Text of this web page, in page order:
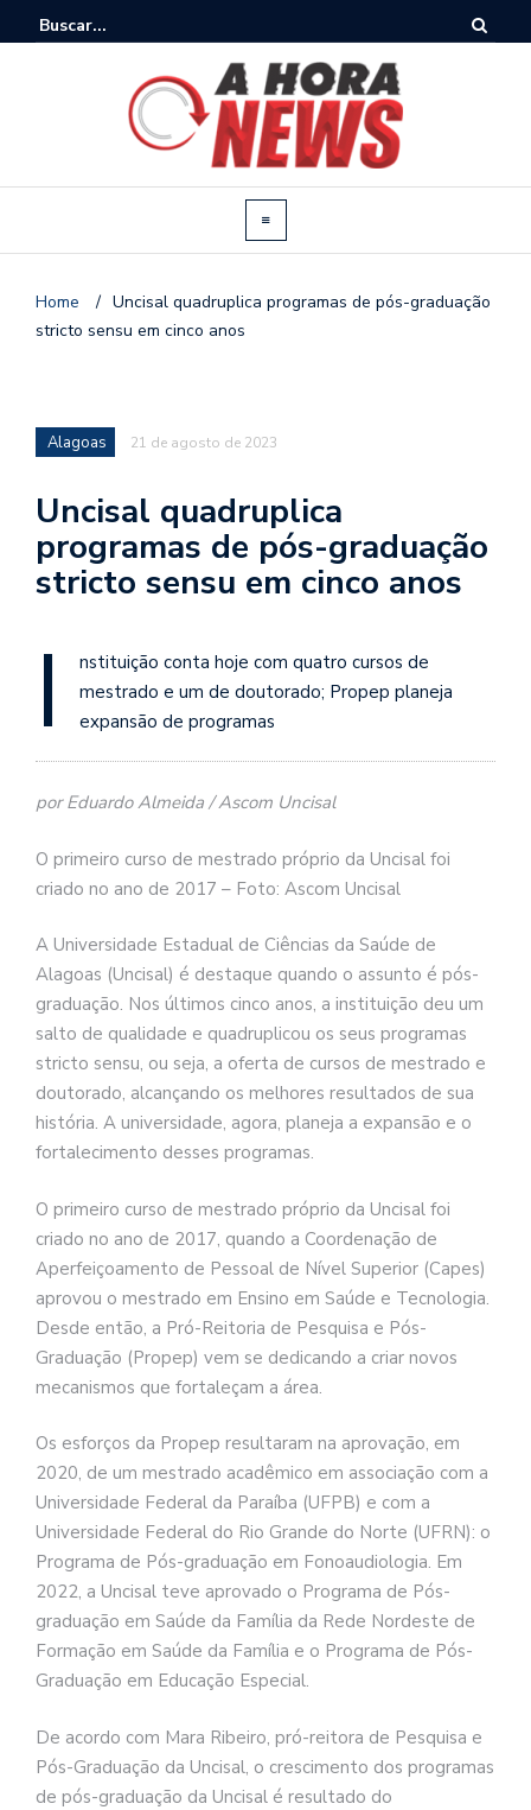
Home / Uncisal quadruplica programas de pós-graduação
stricto sensu em cinco anos
Alagoas 21 de agosto de 2023
Uncisal quadruplica
programas de pós-graduação
stricto sensu em cinco anos
I
nstituição conta hoje com quatro cursos de
mestrado e um de doutorado; Propep planeja
expansão de programas
por Eduardo Almeida / Ascom Uncisal
O primeiro curso de mestrado próprio da Uncisal foi
criado no ano de 2017 – Foto: Ascom Uncisal
A Universidade Estadual de Ciências da Saúde de
Alagoas (Uncisal) é destaque quando o assunto é pós-
graduação. Nos últimos cinco anos, a instituição deu um
salto de qualidade e quadruplicou os seus programas
stricto sensu, ou seja, a oferta de cursos de mestrado e
doutorado, alcançando os melhores resultados de sua
história. A universidade, agora, planeja a expansão e o
fortalecimento desses programas.
O primeiro curso de mestrado próprio da Uncisal foi
criado no ano de 2017, quando a Coordenação de
Aperfeiçoamento de Pessoal de Nível Superior (Capes)
aprovou o mestrado em Ensino em Saúde e Tecnologia.
Desde então, a Pró-Reitoria de Pesquisa e Pós-
Graduação (Propep) vem se dedicando a criar novos
mecanismos que fortaleçam a área.
Os esforços da Propep resultaram na aprovação, em
2020, de um mestrado acadêmico em associação com a
Universidade Federal da Paraíba (UFPB) e com a
Universidade Federal do Rio Grande do Norte (UFRN): o
Programa de Pós-graduação em Fonoaudiologia. Em
2022, a Uncisal teve aprovado o Programa de Pós-
graduação em Saúde da Família da Rede Nordeste de
Formação em Saúde da Família e o Programa de Pós-
Graduação em Educação Especial.
De acordo com Mara Ribeiro, pró-reitora de Pesquisa e
Pós-Graduação da Uncisal, o crescimento dos programas
de pós-graduação da Uncisal é resultado do